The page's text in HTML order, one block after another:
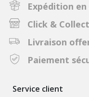
Expédition
Click &
Livraison
Paiement
Service client